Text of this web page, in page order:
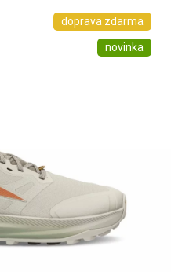
doprava zdarma
novinka